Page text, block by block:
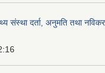
संस्था दर्ता, अनुमति तथा